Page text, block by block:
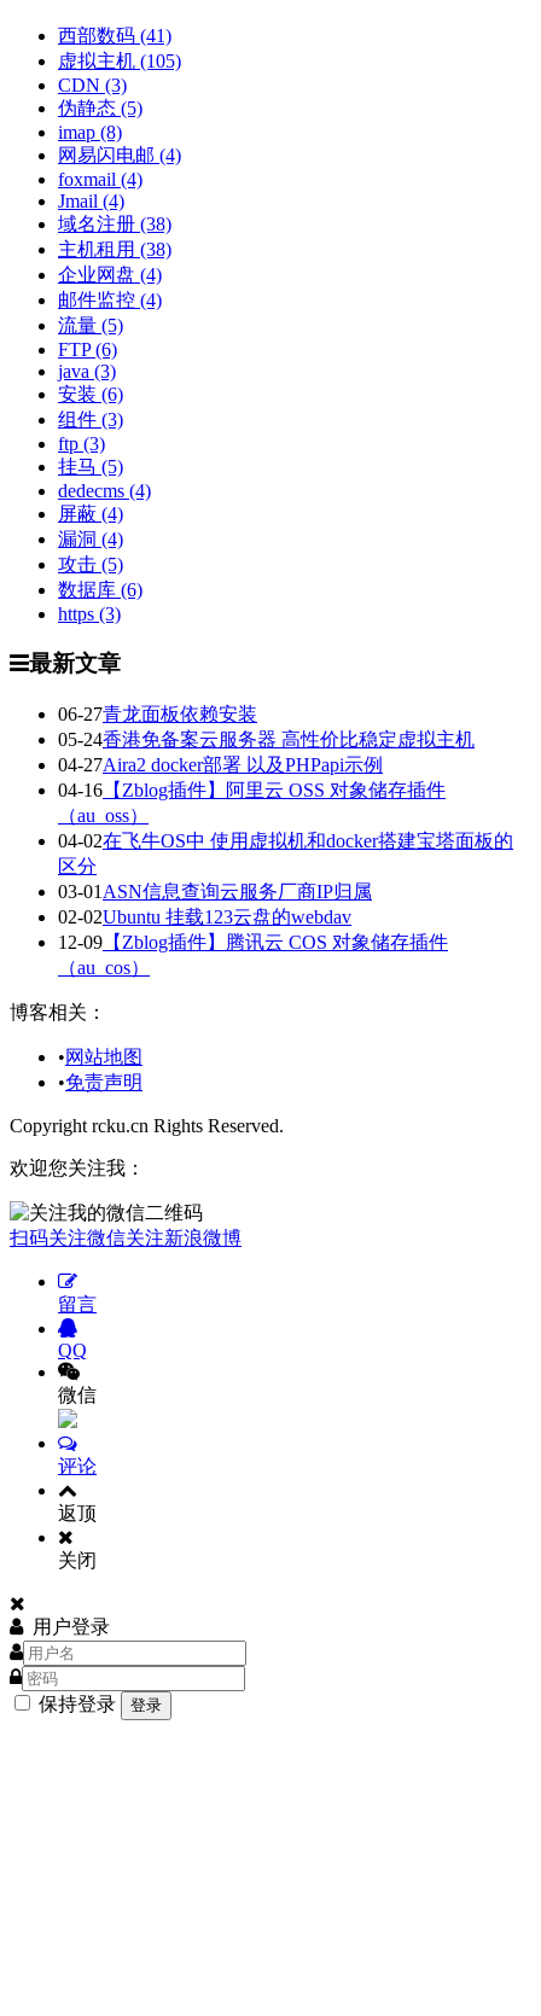
西部数码 (41)
虚拟主机 (105)
CDN (3)
伪静态 (5)
imap (8)
网易闪电邮 (4)
foxmail (4)
Jmail (4)
域名注册 (38)
主机租用 (38)
企业网盘 (4)
邮件监控 (4)
流量 (5)
FTP(6)
java (3)
安装 (6)
组件 (3)
ftp (3)
挂马 (5)
dedecms (4)
屏蔽 (4)
漏洞 (4)
攻击 (5)
数据库 (6)
https (3)
最新文章
06-27青龙面板依赖安装
05-24香港免备案云服务器 高性价比稳定虚拟主机
04-27Aira2 docker部署 以及PHPapi示例
04-16 【Zblog插件】阿里云 OSS 对象储存插件
（au_oss）
04-02在飞牛OS中 使用虚拟机和docker搭建宝塔面板的
区分
03-01 ASN信息查询云服务厂商IP归属
02-02Ubuntu 挂载123云盘的webdav
12-09 【Zblog插件】腾讯云 COS 对象储存插件
（au_cos）
博客相关：
•网站地图
•免责声明
Copyright rcku.cn Rights Reserved.
欢迎您关注我：
扫码关注微信关注新浪微博
留言
QQ
微信
评论
返顶
关闭
用户登录
保持登录